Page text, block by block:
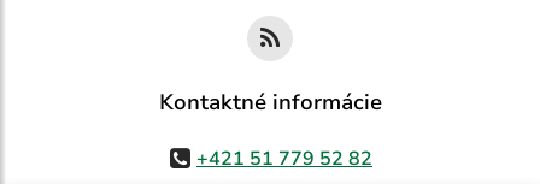
Kontaktné informácie
+421 51 779 52 82